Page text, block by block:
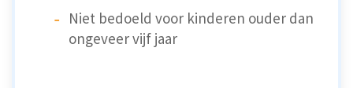
Niet bedoeld voor kinderen ouder dan
ongeveer vijf jaar